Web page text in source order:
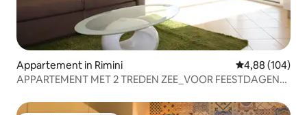
Appartement in Rimini Gemiddelde
4,88 (104)
APPARTEMENT MET 2 TREDEN ZEE_VOOR FEESTDAGEN